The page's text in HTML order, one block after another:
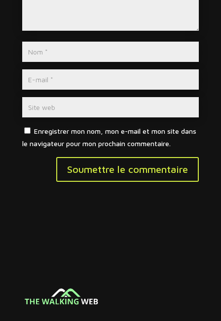
Enregistrer mon nom, mon e-mail et mon site dans
le navigateur pour mon prochain commentaire.
Soumettre le commentaire